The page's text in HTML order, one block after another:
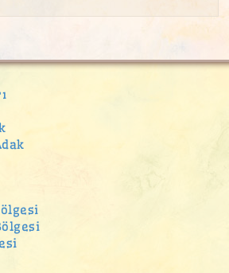
ucuz kurban satan yerler
adak
adak kurban satış yeri
Adak Kurban Satış Yeri
adak
Adak Kurban Satış Yeri